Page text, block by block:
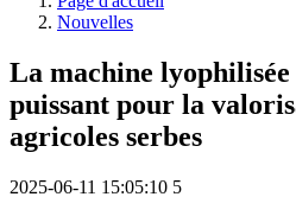
Nouvelles
La machine lyophilisée
puissant pour la
agricoles serbes
2025-06-11 15:05:10 5